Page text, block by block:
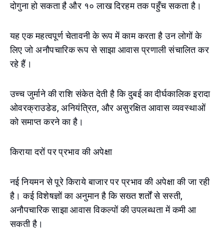
दोगुना हो सकता है और १० लाख दिरहम तक पहुँच सकता है।
यह एक महत्वपूर्ण चेतावनी के रूप में काम करता है उन लोगों के
लिए जो अनौपचारिक रूप से साझा आवास प्रणाली संचालित कर
रहे हैं।
उच्च जुर्माने की राशि संकेत देती है कि दुबई का दीर्घकालिक इरादा
ओवरक्राउडेड, अनियंत्रित, और असुरक्षित आवास व्यवस्थाओं
को समाप्त करने का है।
किराया दरों पर प्रभाव की अपेक्षा
नई नियमन से पूरे किराये बाजार पर प्रभाव की अपेक्षा की जा रही
है। कई विशेषज्ञों का अनुमान है कि सख्त शर्तों से सस्ती,
अनौपचारिक साझा आवास विकल्पों की उपलब्धता में कमी आ
सकती है।